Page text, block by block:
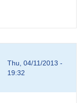
Thu, 04/11/2013 -
19:32